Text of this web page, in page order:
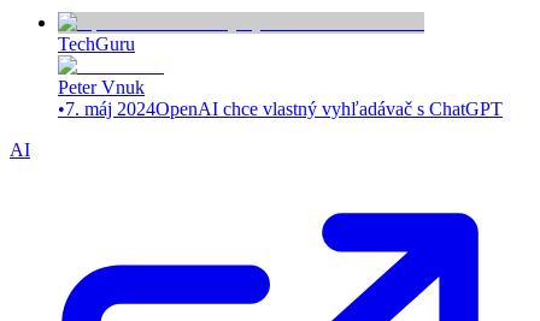
TechGuru
Peter Vnuk
•7. máj 2024OpenAI chce vlastný vyhľadávač s ChatGPT
AI